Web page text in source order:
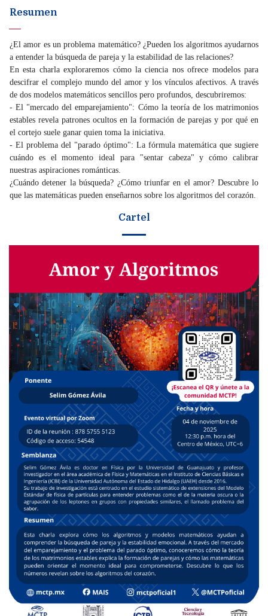
Resumen
¿El amor es un problema matemático? ¿Pueden los algoritmos ayudarnos
a entender la búsqueda de pareja y la estabilidad de las relaciones?
En esta charla exploraremos cómo la ciencia nos ofrece modelos para
descifrar el complejo mundo del amor y los vínculos afectivos. A través
de dos modelos matemáticos sencillos pero profundos, descubriremos:
- El "mercado del emparejamiento": Cómo la teoría de los matrimonios
estables revela patrones ocultos en la formación de parejas y por qué en
el cortejo suele ganar quien toma la iniciativa.
- El problema del "parado óptimo": La fórmula matemática que sugiere
cuándo es el momento ideal para "sentar cabeza" y cómo calibrar
nuestras aspiraciones románticas.
¿Cuándo detener la búsqueda? ¿Cómo triunfar en el amor? Descubre lo
que las matemáticas pueden enseñarnos sobre los algoritmos del corazón.
Cartel